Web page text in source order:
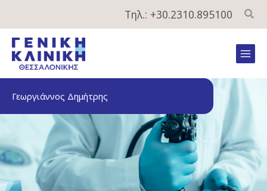
περιεχόμενο
Τηλ.: +30.2310.895100
Γεωργιάννος Δημήτρης